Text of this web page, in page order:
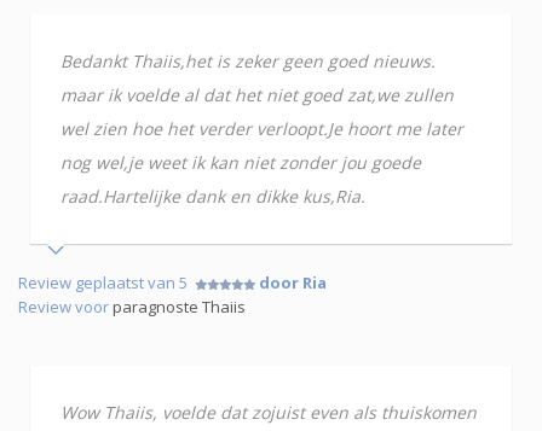
Bedankt Thaiis,het is zeker geen goed nieuws.
maar ik voelde al dat het niet goed zat,we zullen
wel zien hoe het verder verloopt.Je hoort me later
nog wel,je weet ik kan niet zonder jou goede
raad.Hartelijke dank en dikke kus,Ria.
Review geplaatst van 5
door Ria
Review voorparagnoste Thaiis
Wow Thaiis, voelde dat zojuist even als thuiskomen